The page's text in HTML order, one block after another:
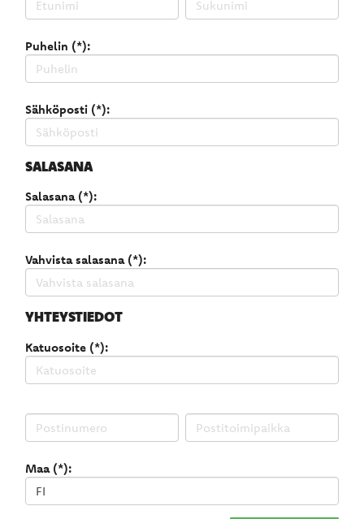
Puhelin (*):
Sähköposti (*):
SALASANA
Salasana (*):
Vahvista salasana (*):
YHTEYSTIEDOT
Katuosoite (*):
Maa (*):